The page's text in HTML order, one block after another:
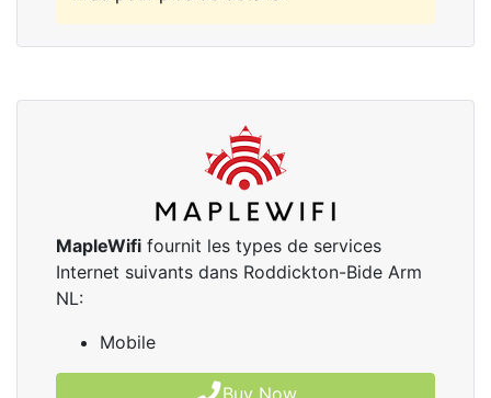
MapleWifi fournit les types de services
Internet suivants dans Roddickton-Bide Arm
NL:
Mobile
Buy Now